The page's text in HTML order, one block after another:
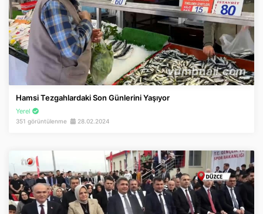
Hamsi Tezgahlardaki Son Günlerini Yaşıyor
Yerel
351 görüntülenme 28.02.2024